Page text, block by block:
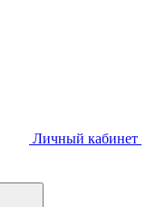
Личный кабинет